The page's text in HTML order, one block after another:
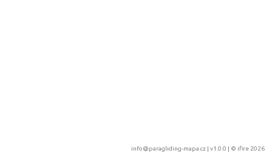
info@paragliding-mapa.cz | v1.0.0 | © ifire 2026